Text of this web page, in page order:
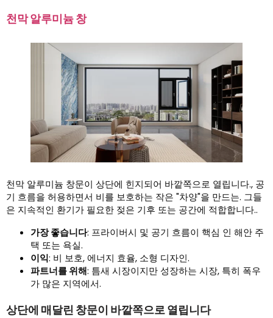
천막 알루미늄 창
천막 알루미늄 창문이 상단에 힌지되어 바깥쪽으로 열립니다., 공
기 흐름을 허용하면서 비를 보호하는 작은 "차양"을 만드는. 그들
은 지속적인 환기가 필요한 젖은 기후 또는 공간에 적합합니다..
가장 좋습니다: 프라이버시 및 공기 흐름이 핵심 인 해안 주
택 또는 욕실.
이익: 비 보호, 에너지 효율, 소형 디자인.
파트너를 위해: 틈새 시장이지만 성장하는 시장, 특히 폭우
가 많은 지역에서.
상단에 매달린 창문이 바깥쪽으로 열립니다